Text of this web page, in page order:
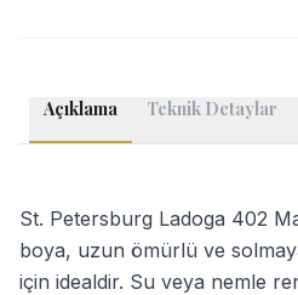
Açıklama Teknik Detaylar
St. Petersburg Ladoga 402
boya, uzun ömürlü ve
için idealdir. Su veya nemle